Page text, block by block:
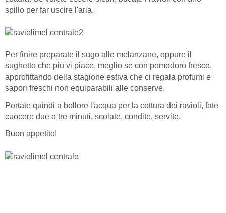
spillo per far uscire l'aria.
Per finire preparate il sugo alle melanzane, oppure il
sughetto che più vi piace, meglio se con pomodoro fresco,
approfittando della stagione estiva che ci regala profumi e
sapori freschi non equiparabili alle conserve.
Portate quindi a bollore l'acqua per la cottura dei ravioli, fate
cuocere due o tre minuti, scolate, condite, servite.
Buon appetito!